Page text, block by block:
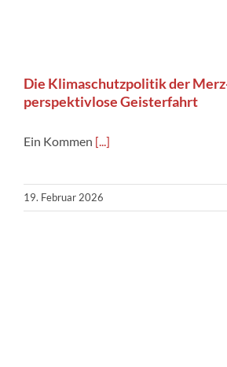
Die Klimaschutzpolitik der
perspektivlose Geisterfahrt
Ein Kommen [...]
19. Februar 2026